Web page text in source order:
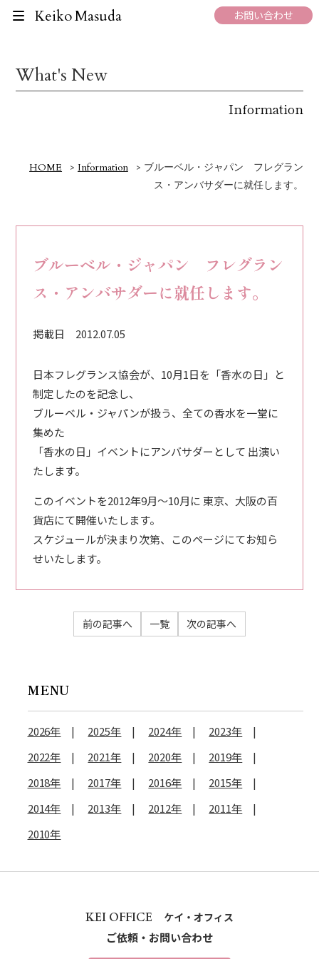
Keiko Masuda お問い合わせ
What's New
Information
HOME > Information > ブルーベル・ジャパン フレグラン
ス・アンバサダーに就任します。
ブルーベル・ジャパン フレグラン
ス・アンバサダーに就任します。
掲載日 2012.07.05
日本フレグランス協会が、10月1日を「香水の日」と
制定したのを記念し、
ブルーベル・ジャパンが扱う、全ての香水を一堂に
集めた
「香水の日」イベントにアンバサダーとして 出演い
たします。
このイベントを2012年9月～10月に 東京、大阪の百
貨店にて開催いたします。
スケジュールが決まり次第、このページにてお知ら
せいたします。
前の記事へ 一覧 次の記事へ
MENU
2026年 2025年 2024年
2023年
2022年
2021年 2020年
2019年
2018年
2017年 2016年
2015年
2014年
2013年 2012年
2011年
2010年
KEI OFFICE ケイ・オフィス
ご依頼・お問い合わせ